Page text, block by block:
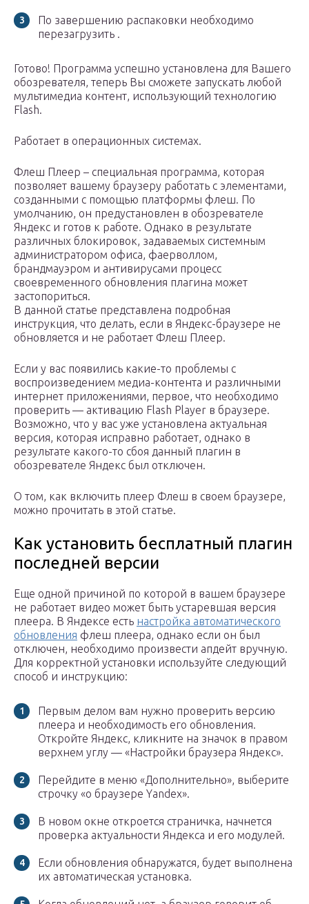
По завершению распаковки необходимо
перезагрузить .
Готово! Программа успешно установлена для Вашего
обозревателя, теперь Вы сможете запускать любой
мультимедиа контент, использующий технологию
Flash.
Работает в операционных системах.
Флеш Плеер – специальная программа, которая
позволяет вашему браузеру работать с элементами,
созданными с помощью платформы флеш. По
умолчанию, он предустановлен в обозревателе
Яндекс и готов к работе. Однако в результате
различных блокировок, задаваемых системным
администратором офиса, фаерволлом,
брандмауэром и антивирусами процесс
своевременного обновления плагина может
застопориться.
В данной статье представлена подробная
инструкция, что делать, если в Яндекс-браузере не
обновляется и не работает Флеш Плеер.
Если у вас появились какие-то проблемы с
воспроизведением медиа-контента и различными
интернет приложениями, первое, что необходимо
проверить — активацию Flash Player в браузере.
Возможно, что у вас уже установлена актуальная
версия, которая исправно работает, однако в
результате какого-то сбоя данный плагин в
обозревателе Яндекс был отключен.
О том, как включить плеер Флеш в своем браузере,
можно прочитать в этой статье.
Как установить бесплатный плагин
последней версии
Еще одной причиной по которой в вашем браузере
не работает видео может быть устаревшая версия
плеера. В Яндексе есть настройка автоматического
обновления флеш плеера, однако если он был
отключен, необходимо произвести апдейт вручную.
Для корректной установки используйте следующий
способ и инструкцию:
Первым делом вам нужно проверить версию
плеера и необходимость его обновления.
Откройте Яндекс, кликните на значок в правом
верхнем углу — «Настройки браузера Яндекс».
Перейдите в меню «Дополнительно», выберите
строчку «о браузере Yandex».
В новом окне откроется страничка, начнется
проверка актуальности Яндекса и его модулей.
Если обновления обнаружатся, будет выполнена
их автоматическая установка.